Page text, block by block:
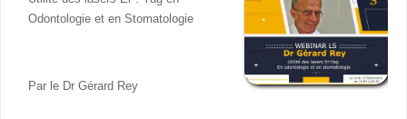
Odontologie et en Stomatologie
Par le Dr Gérard Rey